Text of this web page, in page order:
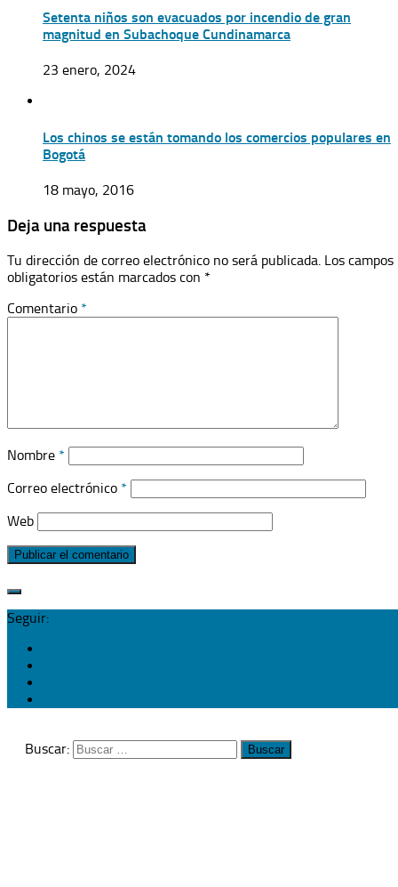
Setenta niños son evacuados por incendio de gran
magnitud en Subachoque Cundinamarca
23 enero, 2024
Los chinos se están tomando los comercios populares en
Bogotá
18 mayo, 2016
Deja una respuesta
Tu dirección de correo electrónico no será publicada. Los campos
obligatorios están marcados con *
Comentario *
Nombre *
Correo electrónico *
Web
Seguir:
Buscar: